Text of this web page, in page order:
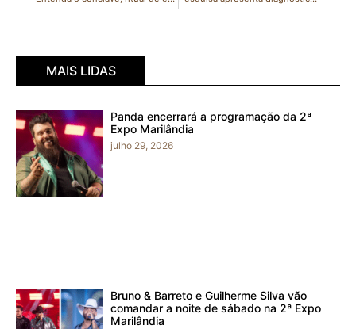
MAIS LIDAS
Panda encerrará a programação da 2ª
Expo Marilândia
julho 29, 2026
Bruno & Barreto e Guilherme Silva vão
comandar a noite de sábado na 2ª Expo
Marilândia